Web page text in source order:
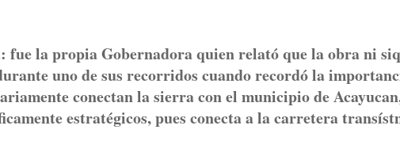
fue la propia Gobernadora quien relató que la obra ni
uno de sus recorridos cuando recordó la
conectan la sierra con el municipio de
estratégicos, pues conecta a la carretera